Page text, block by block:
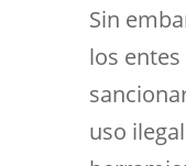
Sin
los
uso